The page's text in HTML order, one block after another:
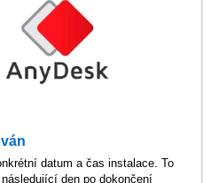
datum a čas instalace. To
den po dokončení